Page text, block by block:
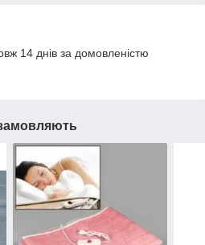
14 днів за домовленістю